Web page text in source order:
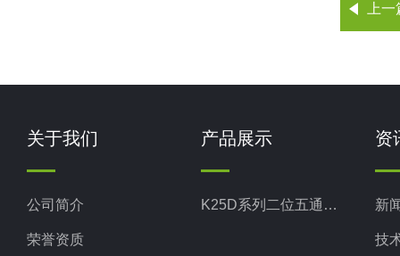
上
关于我们
公司简介
荣誉资质
产品展示
K25D系列二位五通单电磁滑阀
资
新
技